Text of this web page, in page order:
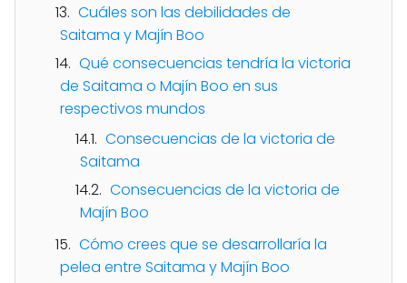
Cuáles son las debilidades de
Saitama y Majín Boo
Qué consecuencias tendría la victoria
de Saitama o Majín Boo en sus
respectivos mundos
Consecuencias de la victoria de
Saitama
Consecuencias de la victoria de
Majín Boo
Cómo crees que se desarrollaría la
pelea entre Saitama y Majín Boo